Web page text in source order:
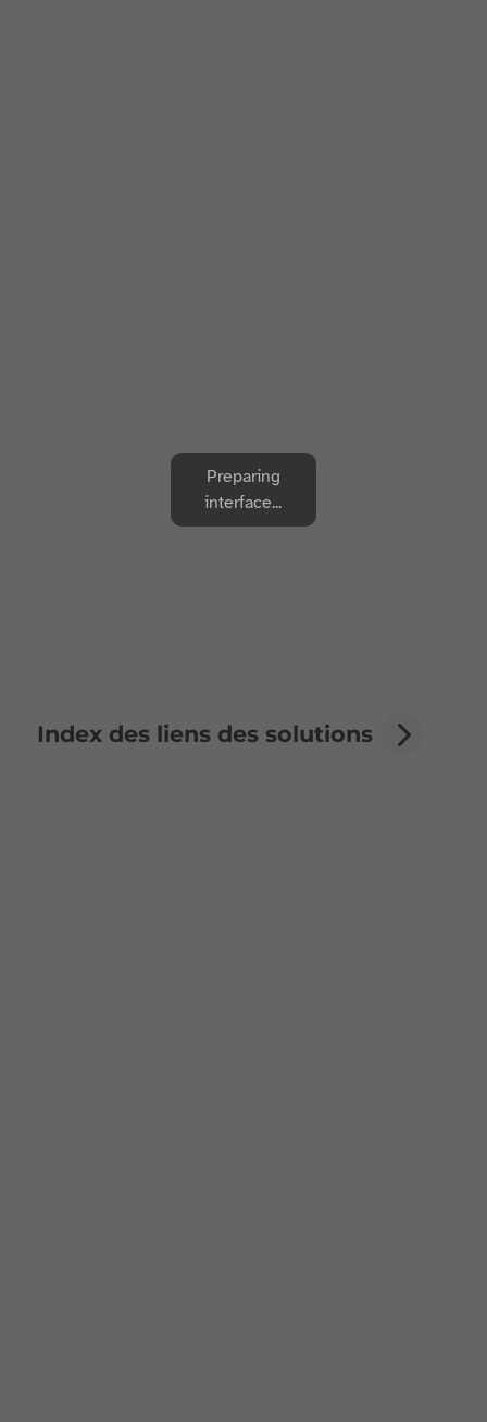
Index des liens des solutions
Preparing
interface...